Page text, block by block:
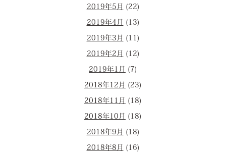
2019年5月 (22)
2019年4月 (13)
2019年3月 (11)
2019年2月 (12)
2019年1月 (7)
2018年12月 (23)
2018年11月 (18)
2018年10月 (18)
2018年9月 (18)
2018年8月 (16)